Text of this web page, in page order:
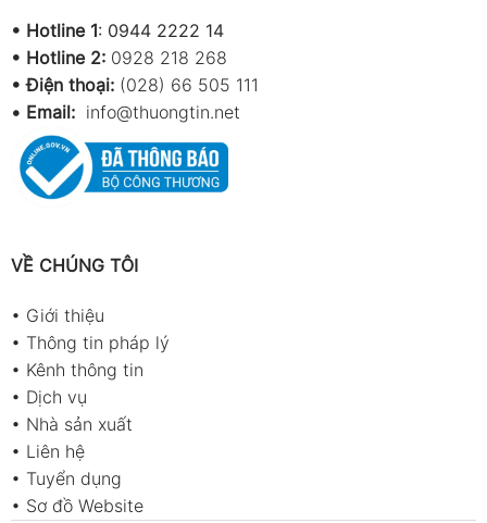
• Hotline 1: 0944 2222 14
• Hotline 2: 0928 218 268
• Điện thoại: (028) 66 505 111
• Email: info@thuongtin.net
VỀ CHÚNG TÔI
• Giới thiệu
• Thông tin pháp lý
• Kênh thông tin
• Dịch vụ
• Nhà sản xuất
• Liên hệ
• Tuyển dụng
• Sơ đồ Website